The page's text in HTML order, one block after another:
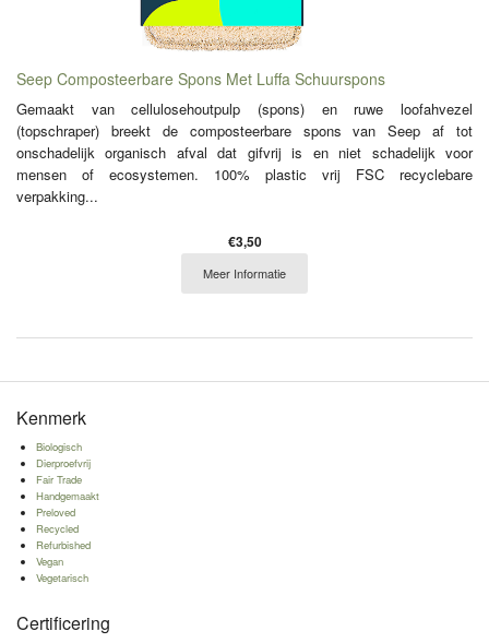
Seep Composteerbare Spons Met Luffa Schuurspons
Gemaakt van cellulosehoutpulp (spons) en ruwe loofahvezel
(topschraper) breekt de composteerbare spons van Seep af tot
onschadelijk organisch afval dat gifvrij is en niet schadelijk voor
mensen of ecosystemen. 100% plastic vrij FSC recyclebare
verpakking...
€3,50
Meer Informatie
Kenmerk
Biologisch
Dierproefvrij
Fair Trade
Handgemaakt
Preloved
Recycled
Refurbished
Vegan
Vegetarisch
Certificering